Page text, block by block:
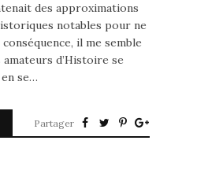
des approximations
notables pour ne
il me semble
d’Histoire se
se…
Partager